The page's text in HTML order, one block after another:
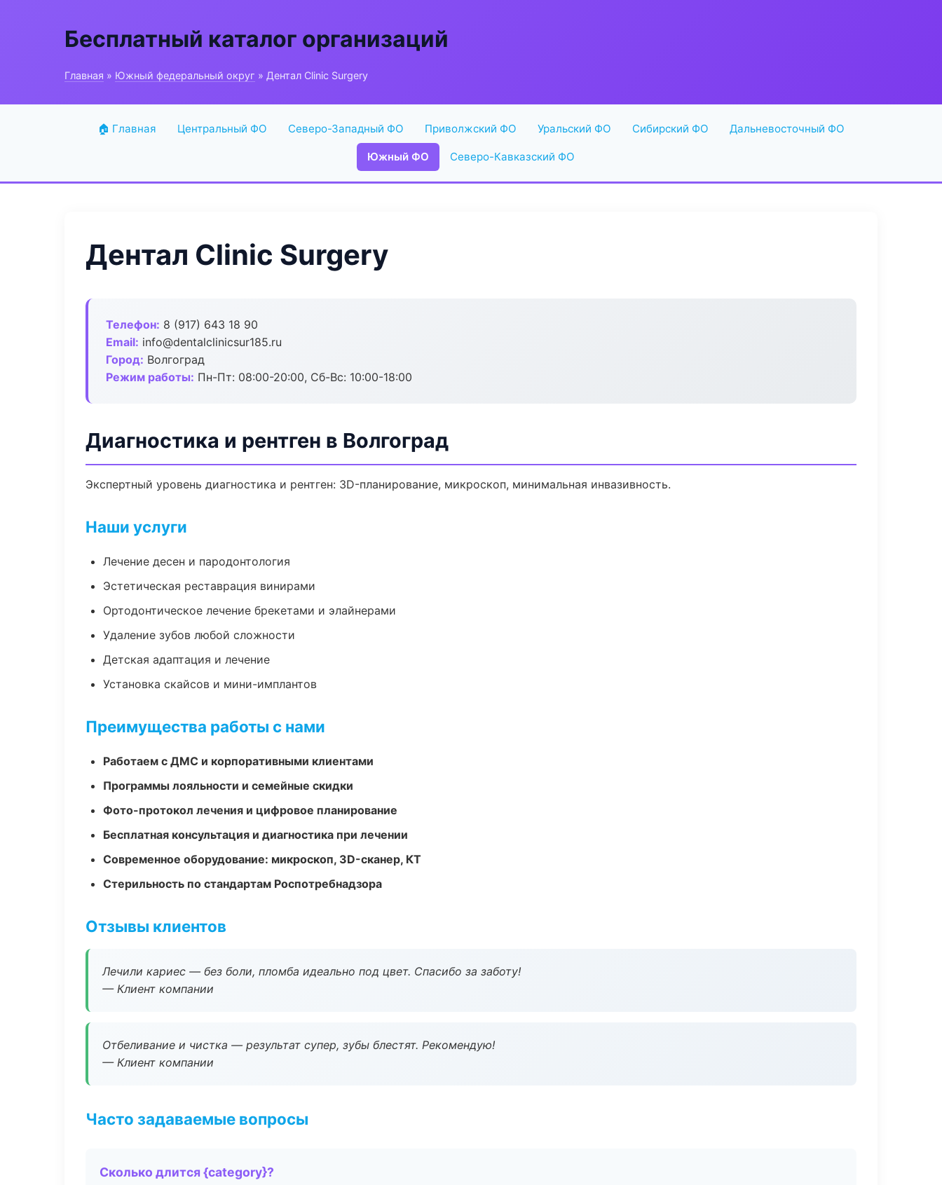
Бесплатный каталог организаций
Главная » Южный федеральный округ » Дентал Clinic Surgery
🏠 Главная Центральный ФО Северо-Западный ФО Приволжский ФО Уральский ФО Сибирский ФО Дальневосточный ФО
Южный ФО Северо-Кавказский ФО
Дентал Clinic Surgery
Телефон: 8 (917) 643 18 90
Email: info@dentalclinicsur185.ru
Город: Волгоград
Режим работы: Пн-Пт: 08:00-20:00, Сб-Вс: 10:00-18:00
Диагностика и рентген в Волгоград
Экспертный уровень диагностика и рентген: 3D-планирование, микроскоп, минимальная инвазивность.
Наши услуги
Лечение десен и пародонтология
Эстетическая реставрация винирами
Ортодонтическое лечение брекетами и элайнерами
Удаление зубов любой сложности
Детская адаптация и лечение
Установка скайсов и мини-имплантов
Преимущества работы с нами
Работаем с ДМС и корпоративными клиентами
Программы лояльности и семейные скидки
Фото-протокол лечения и цифровое планирование
Бесплатная консультация и диагностика при лечении
Современное оборудование: микроскоп, 3D-сканер, КТ
Стерильность по стандартам Роспотребнадзора
Отзывы клиентов
Лечили кариес — без боли, пломба идеально под цвет. Спасибо за заботу!
— Клиент компании
Отбеливание и чистка — результат супер, зубы блестят. Рекомендую!
— Клиент компании
Часто задаваемые вопросы
Сколько длится {category}?